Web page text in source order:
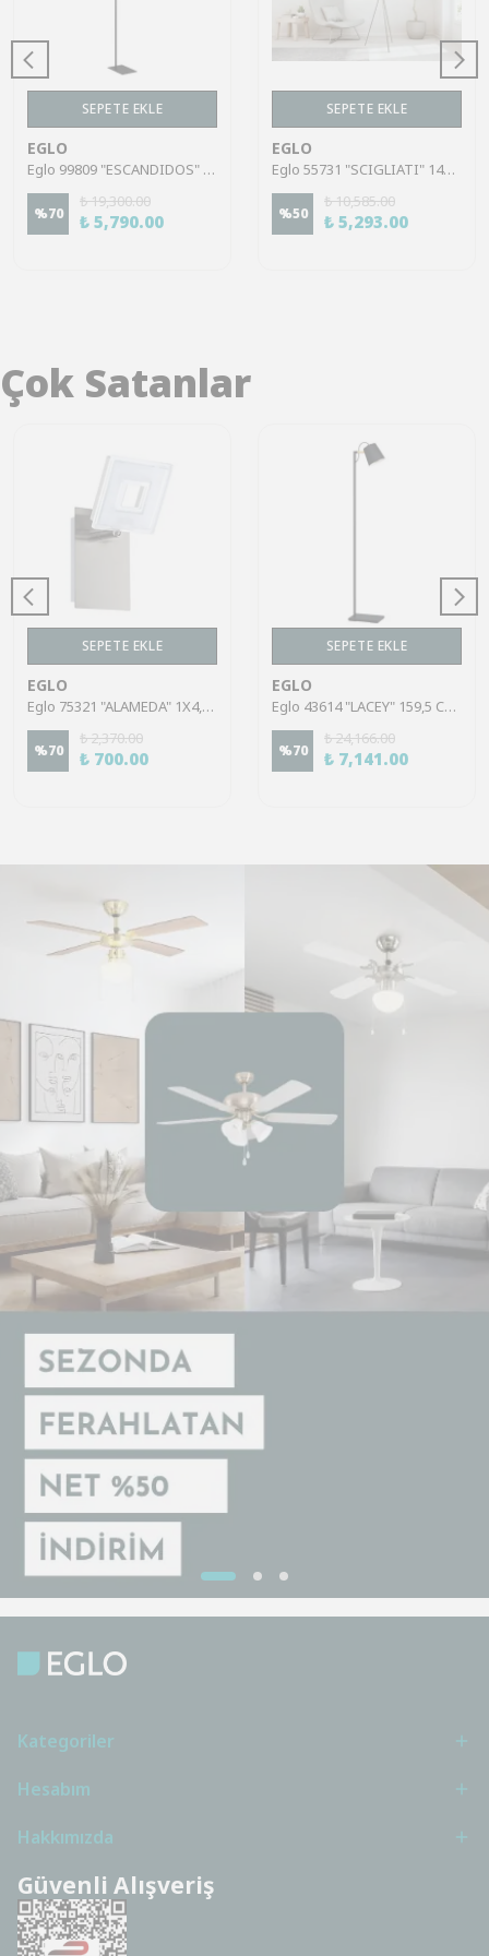
SEPETE EKLE
EGLO
Eglo 99809 "ESCANDIDOS" 170 Cm Yüksekliğinde Çelik Köşe Lambası Lambader
%70
₺ 19,300.00
₺ 5,790.00
SEPETE EKLE
EGLO
Eglo 55731 "SCIGLIATI" 144 Cm Yüksekliğinde Çelik Köşe Lambası Lambader
%50
₺ 10,585.00
₺ 5,293.00
Çok Satanlar
SEPETE EKLE
EGLO
Eglo 75321 "ALAMEDA" 1X4,5W Çelik Nikel Mat Sıva Üstü Spot
%70
₺ 2,370.00
₺ 700.00
SEPETE EKLE
EGLO
Eglo 43614 "LACEY" 159,5 Cm Yüksekliğinde Çelik, Ahşap Köşe Lambası Lambader
%70
₺ 24,166.00
₺ 7,141.00
Kategoriler
Hesabım
Hakkımızda
Güvenli Alışveriş